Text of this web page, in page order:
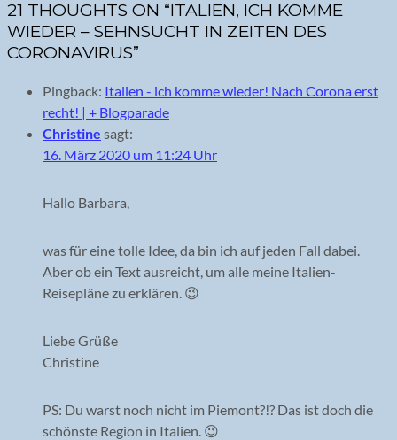
21 THOUGHTS ON “ITALIEN, ICH KOMME
WIEDER – SEHNSUCHT IN ZEITEN DES
CORONAVIRUS”
Pingback: Italien - ich komme wieder! Nach Corona erst
recht! | + Blogparade
Christine sagt:
16. März 2020 um 11:24 Uhr
Hallo Barbara,
was für eine tolle Idee, da bin ich auf jeden Fall dabei.
Aber ob ein Text ausreicht, um alle meine Italien-
Reisepläne zu erklären. 😉
Liebe Grüße
Christine
PS: Du warst noch nicht im Piemont?!? Das ist doch die
schönste Region in Italien. 😉